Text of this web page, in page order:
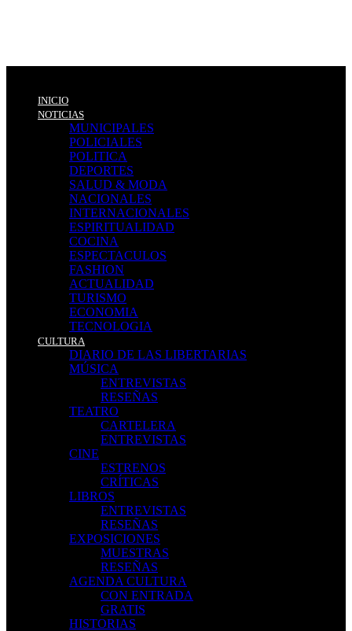
INICIO
NOTICIAS
MUNICIPALES
POLICIALES
POLITICA
DEPORTES
SALUD & MODA
NACIONALES
INTERNACIONALES
ESPIRITUALIDAD
COCINA
ESPECTACULOS
FASHION
ACTUALIDAD
TURISMO
ECONOMIA
TECNOLOGIA
CULTURA
DIARIO DE LAS LIBERTARIAS
MÚSICA
ENTREVISTAS
RESEÑAS
TEATRO
CARTELERA
ENTREVISTAS
CINE
ESTRENOS
CRÍTICAS
LIBROS
ENTREVISTAS
RESEÑAS
EXPOSICIONES
MUESTRAS
RESEÑAS
AGENDA CULTURA
CON ENTRADA
GRATIS
HISTORIAS